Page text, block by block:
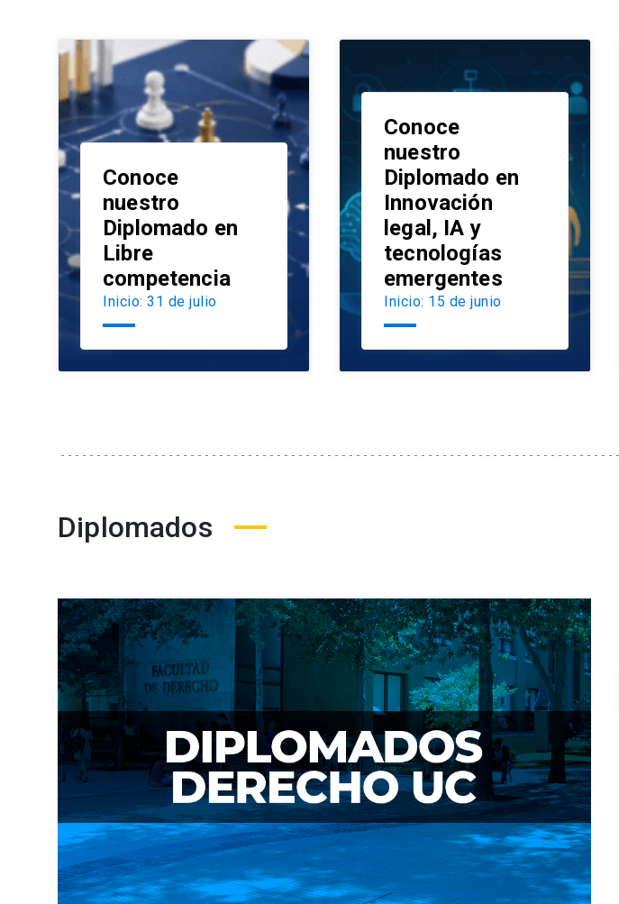
Conoce
nuestro
Diplomado en
Libre
competencia
Inicio: 31 de julio
Conoce
nuestro
Diplomado en
Innovación
legal, IA y
tecnologías
emergentes
Inicio: 15 de junio
Diplomados